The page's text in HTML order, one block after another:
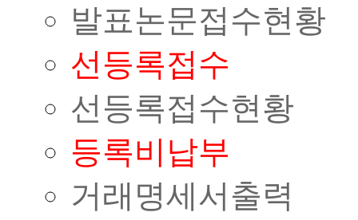
발표논문접수현황
선등록접수
선등록접수현황
등록비납부
거래명세서출력